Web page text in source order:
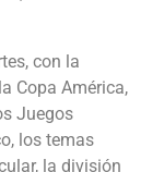
con la
Copa América,
Juegos
los temas
la división